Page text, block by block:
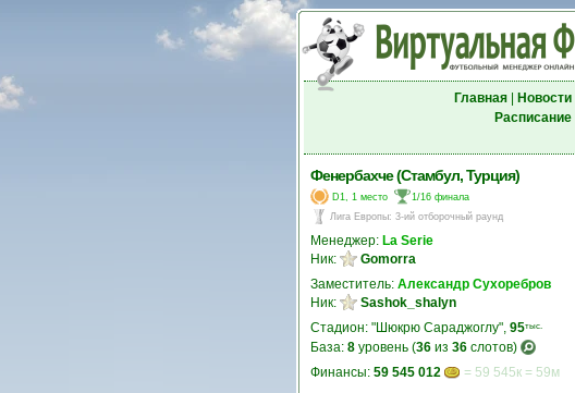
Главная| Новости|
Расписание|
Фенербахче (Стамбул, Турция)
D1, 1 место
1/16 финала
Лига Европы: 3-ий отборочный раунд
Менеджер: La Serie
Ник:
Gomorra
Заместитель: Александр Сухоребров
Ник:
Sashok_shalyn
Стадион: "Шюкрю Сараджоглу", 95тыс.
База: 8 уровень (36 из 36 слотов)
Финансы: 59 545 012 = 59 545к = 59м